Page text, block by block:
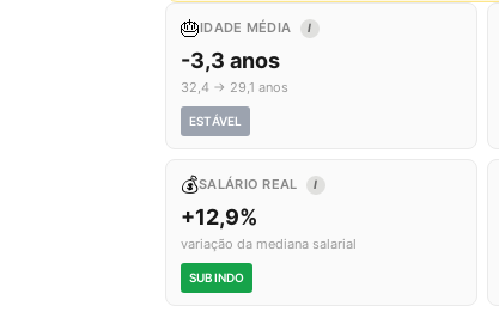
🎂IDADE MÉDIA I
-3,3 anos
32,4 → 29,1 anos
ESTÁVEL
💰SALÁRIO REAL I
+12,9%
variação da mediana salarial
SUBINDO